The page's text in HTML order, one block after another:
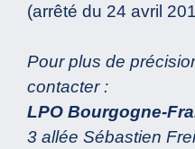
(arrêté du 24 avril
Pour plus de
contacter :
LPO Bourgogne-
3 allée Sébastien